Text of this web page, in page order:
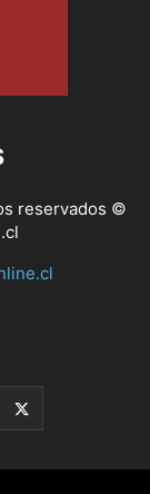
reservados ©